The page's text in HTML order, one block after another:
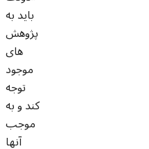
باید به
پژوهش
های
موجود
توجه
کند و به
موجب
آنها